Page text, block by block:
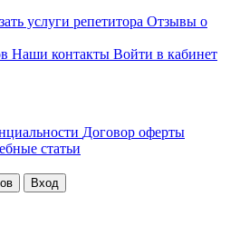
услуги репетитора Отзывы о
Наши контакты Войти в кабинет
Договор оферты
статьи
Вход